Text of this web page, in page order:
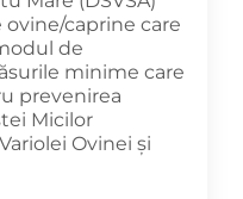
caprine care
de
minime care
prevenirea
Micilor
Ovinei și